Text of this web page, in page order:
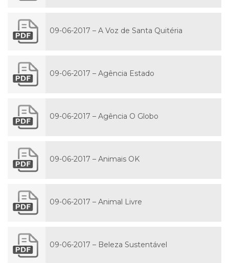
09-06-2017 – A Voz de Santa Quitéria
09-06-2017 – Agência Estado
09-06-2017 – Agência O Globo
09-06-2017 – Animais OK
09-06-2017 – Animal Livre
09-06-2017 – Beleza Sustentável